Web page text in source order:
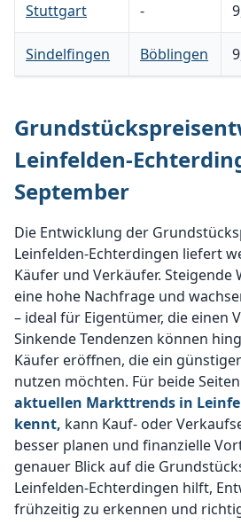
Stuttgart -
Sindelfingen Böblingen
Leinfelden-
September
Die Entwicklung der
Leinfelden-Echterdingen liefert
Käufer und Verkäufer. Steigende
eine hohe Nachfrage und
– ideal für Eigentümer, die einen
Sinkende Tendenzen können
Käufer eröffnen, die ein
nutzen möchten. Für beide
aktuellen Markttrends in
kennt, kann Kauf- oder
besser planen und finanzielle
genauer Blick auf die
Leinfelden-Echterdingen hilft,
frühzeitig zu erkennen und